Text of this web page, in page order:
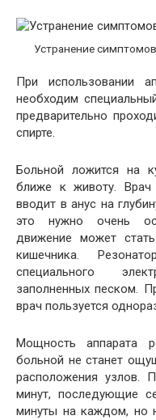
Устранение
При использовании
необходим
предварительно
спирте.
Больной ложится на
ближе к животу.
вводит в анус на
это нужно очень
движение может
кишечника.
специального
заполненных песком.
врач пользуется
Мощность аппарата
больной не станет
расположения узлов.
минут, последующие
минуты на каждом, но